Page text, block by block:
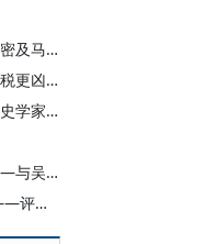
陈平：中国经济改革之路：对话斯密及马恩列斯
陈平：特朗普税改前途，比里根减税更凶多吉少
陈平：纪念坚持科学精神的演化历史学家诺斯
陈平：中国调结构，到底怎么调——与吴敬琏、林毅夫商榷
陈平：从自由主义到新保守主义 ——评科尔奈《警惕近在眼前的威胁》